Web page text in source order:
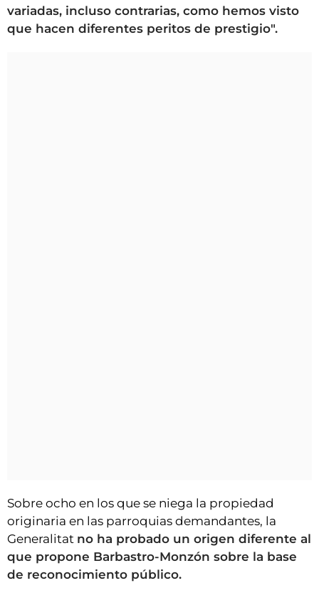
variadas, incluso contrarias, como hemos visto
que hacen diferentes peritos de prestigio".
Sobre ocho en los que se niega la propiedad
originaria en las parroquias demandantes, la
Generalitat no ha probado un origen diferente al
que propone Barbastro-Monzón sobre la base
de reconocimiento público.